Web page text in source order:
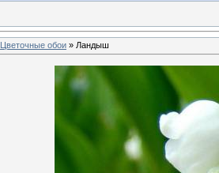
Цветочные обои » Ландыш